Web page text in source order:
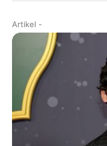
Artikel -